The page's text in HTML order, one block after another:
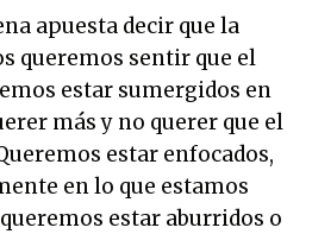
apuesta decir que la
queremos sentir que el
estar sumergidos en
más y no querer que el
estar enfocados,
en lo que estamos
estar aburridos o